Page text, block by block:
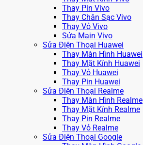
Thay Pin Vivo
Thay Chân Sạc Vivo
Thay Vỏ Vivo
Sửa Main Vivo
Sửa Điện Thoại Huawei
Thay Màn Hình Huawei
Thay Mặt Kính Huawei
Thay Vỏ Huawei
Thay Pin Huawei
Sửa Điện Thoại Realme
Thay Màn Hình Realme
Thay Mặt Kính Realme
Thay Pin Realme
Thay Vỏ Realme
Sửa Điện Thoại Google